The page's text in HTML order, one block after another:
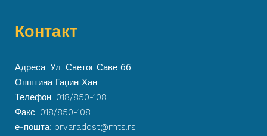
Контакт
Адреса: Ул. Светог Саве бб.
Општина Гаџин Хан
Телефон: 018/850-108
Факс: 018/850-108
е-пошта: prvaradost@mts.rs